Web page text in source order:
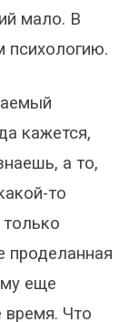
мало. В
психологию.
кажется,
а то,
то
проделанная
еще
время. Что